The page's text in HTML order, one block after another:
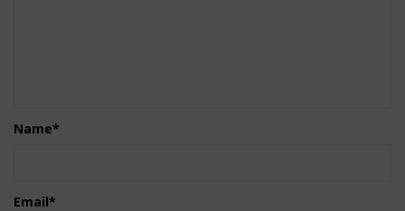
Name*
Email*